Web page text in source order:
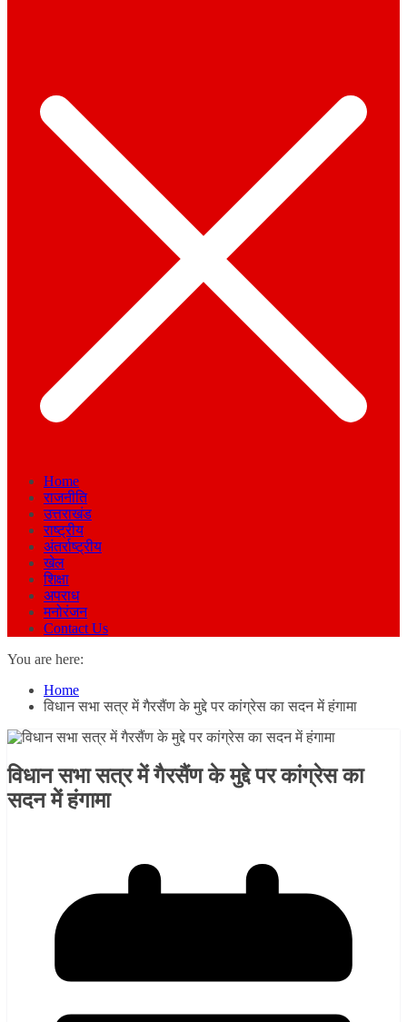
Home
राजनीति
उत्तराखंड
राष्ट्रीय
अंतर्राष्ट्रीय
खेल
शिक्षा
अपराध
मनोरंजन
Contact Us
You are here:
Home
विधान सभा सत्र में गैरसैंण के मुद्दे पर कांग्रेस का सदन में हंगामा
विधान सभा सत्र में गैरसैंण के मुद्दे पर कांग्रेस का
सदन में हंगामा